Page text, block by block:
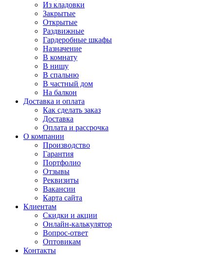
Из кладовки
Закрытые
Открытые
Раздвижные
Гардеробные шкафы
Назначение
В комнату
В нишу
В спальню
В частный дом
На балкон
Доставка и оплата
Как сделать заказ
Доставка
Оплата и рассрочка
О компании
Производство
Гарантия
Портфолио
Отзывы
Реквизиты
Вакансии
Карта сайта
Клиентам
Скидки и акции
Онлайн-калькулятор
Вопрос-ответ
Оптовикам
Контакты